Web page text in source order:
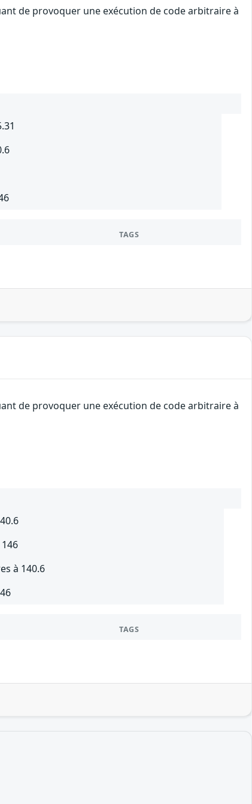
de provoquer une exécution de code arbitraire à
TAGS
de provoquer une exécution de code arbitraire à
à 140.6
TAGS